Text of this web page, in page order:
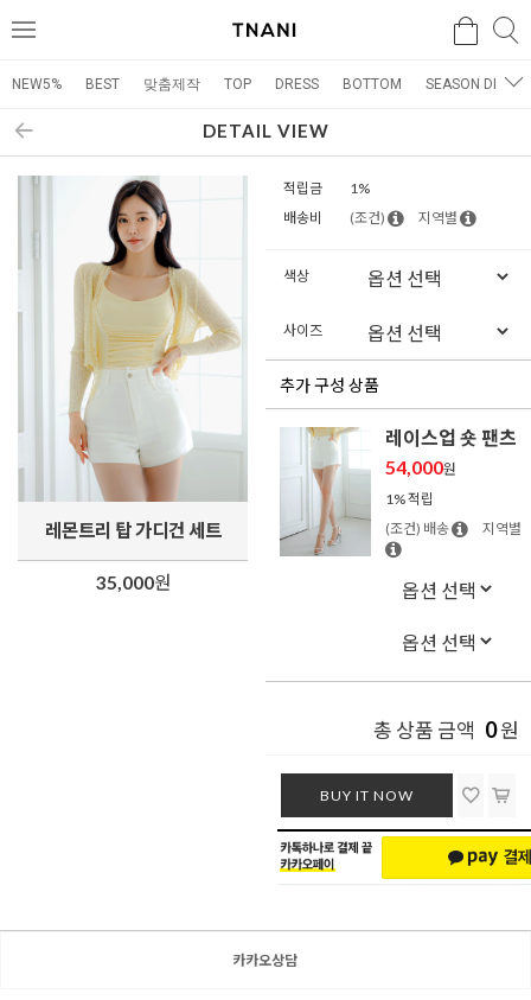
메
검색
NEW5% BEST 맞춤제작 TOP DRESS BOTTOM SEASON DRESS
DETAIL VIEW
레몬트리 탑 가디건 세트
35,000원
적립금
1%
배송비
(조건) 지역별
색상
사이즈
추가 구성 상품
레이스업 숏 팬츠
54,000원
1% 적립
(조건) 배송
지역별
총 상품 금액 0원
BUY IT NOW
카카오상담